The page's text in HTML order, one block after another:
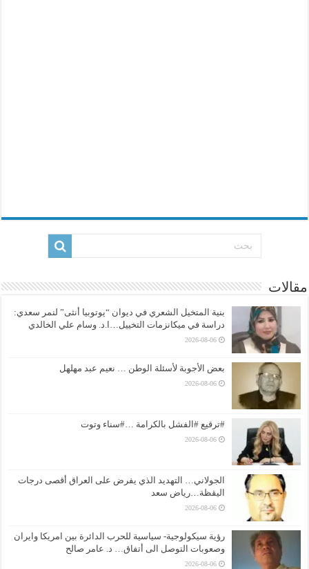
مقالات
بنية المتخيل الشعري في ديوان “يوتوبيا أنثى” لنمر سعدي:
دراسة في ميكانزمات التخييل…ا.د. وسام علي الخالدي
2026-08-06
بعض الأجوبة لأسئلة الوطن … نعيم عبد مهلهل
2026-08-06
#ترقيع #الفشل بالكرامة …#سناء وتوت
2026-08-06
الجولاني… التهديد الذي يفرض على العراق أقصى درجات
اليقظة…رياض سعد
2026-08-06
رؤية سيكولوجية- سياسية للحرب الدائرة بين امريكا وايران
وصعوبات التوصل الى أتفاق… د. عامر صالح
2026-08-06